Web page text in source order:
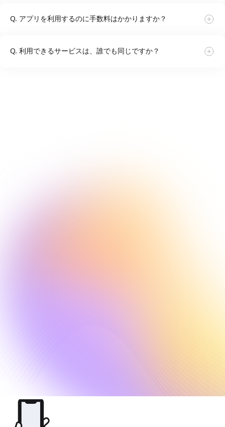
ラクスルバンクのスマートフォンアプリは、インターネ
ットバンキング専用アプリです。主な機能には、残高照
ーザー権限管理、ポイント確認、ラクスルバンクからの
Q. アプリを利用するのに手数料はかかりますか？
アプリのダウンロードおよび利用自体に手数料はかかり
ません。ただし、インターネット通信料はお客様のご負
Q. 利用できるサービスは、誰でも同じですか？